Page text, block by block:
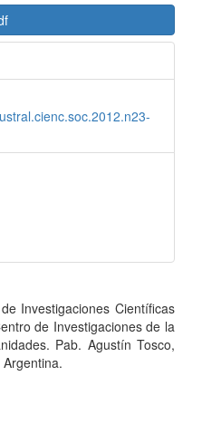
Investigaciones Científicas
de Investigaciones de la
Pab. Agustín Tosco,